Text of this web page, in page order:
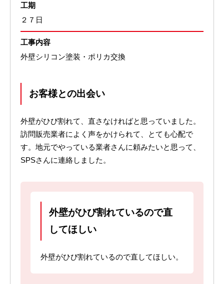
工期
２７日
工事内容
外壁シリコン塗装・ポリカ交換
お客様との出会い
外壁がひび割れて、直さなければと思っていました。
訪問販売業者によく声をかけられて、とても心配で
す。地元でやっている業者さんに頼みたいと思って、
SPSさんに連絡しました。
外壁がひび割れているので直
してほしい
外壁がひび割れているので直してほしい。